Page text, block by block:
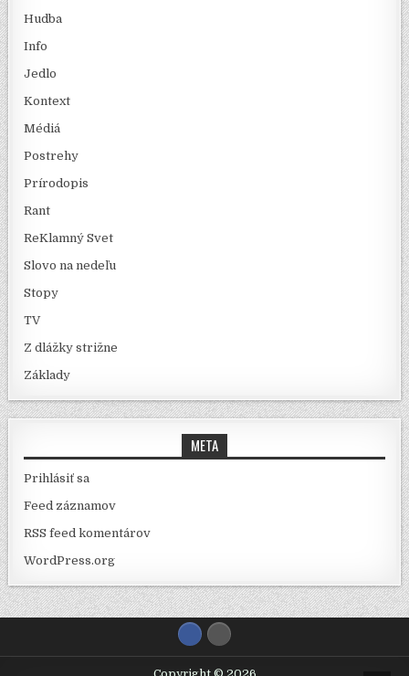
Hudba
Info
Jedlo
Kontext
Médiá
Postrehy
Prírodopis
Rant
ReKlamný Svet
Slovo na nedeľu
Stopy
TV
Z dlážky strižne
Základy
META
Prihlásiť sa
Feed záznamov
RSS feed komentárov
WordPress.org